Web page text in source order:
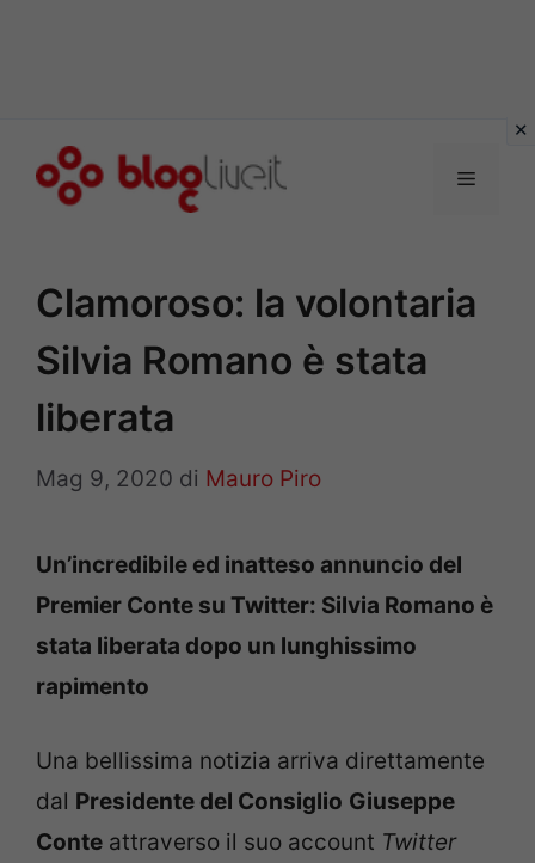
Menu
Clamoroso: la volontaria
Silvia Romano è stata
liberata
Mag 9, 2020 di Mauro Piro
Un’incredibile ed inatteso annuncio del
Premier Conte su Twitter: Silvia Romano è
stata liberata dopo un lunghissimo
rapimento
Una bellissima notizia arriva direttamente
dal Presidente del Consiglio Giuseppe
Conte attraverso il suo account Twitter